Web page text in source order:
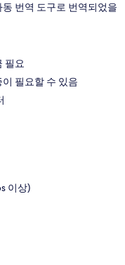
번역 도구로 번역되었을
필요
필요할 수 있음
이상)